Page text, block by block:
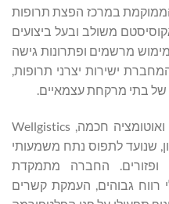
במרכז הפצת תרופות
משולב ובעל ביצועים
מרשמים ופתרונות גישה
ישירות יצרני תרופות,
של בתי מרקחת עצמאיים.
על ידי שילוב של תשתית, נתונים ואוטומציה חכמה, Wellgistics
שנועד לתפוס נתח משמעותי
ופזורים. החברה מתמקדת
רווח גבוהים, העמקת קשרים